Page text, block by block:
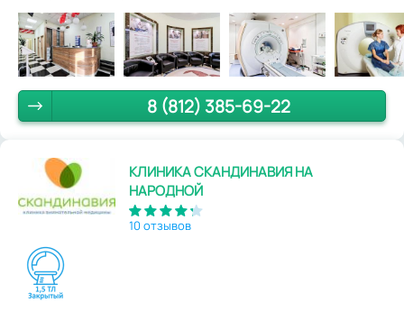
8 (812) 385-69-22
КЛИНИКА СКАНДИНАВИЯ НА
НАРОДНОЙ
10 отзывов